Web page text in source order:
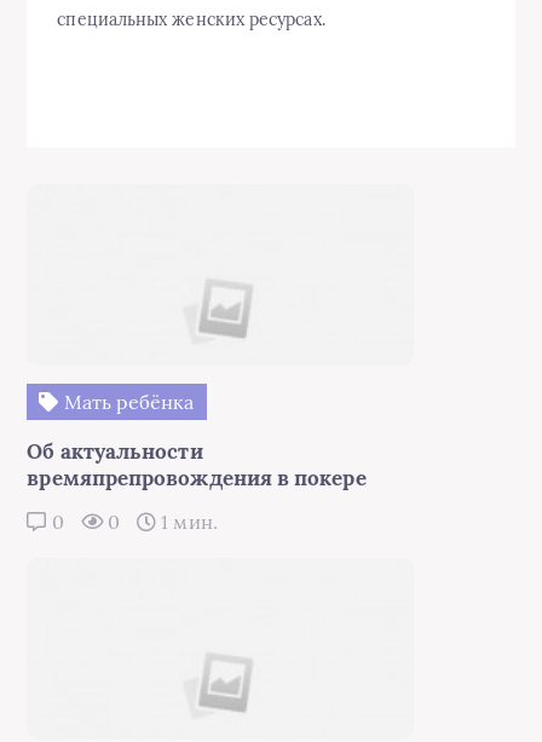
специальных женских ресурсах.
Мать ребёнка
Об актуальности
времяпрепровождения в покере
0 0 1 мин.